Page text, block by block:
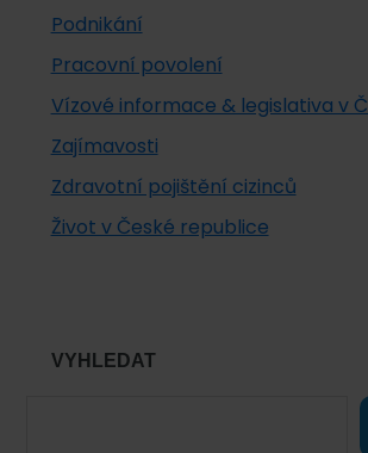
Podnikání
Pracovní povolení
Vízové informace & legislativa v
Zajímavosti
Zdravotní pojištění cizinců
Život v České republice
VYHLEDAT